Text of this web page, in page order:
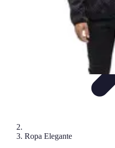
Ropa Elegante